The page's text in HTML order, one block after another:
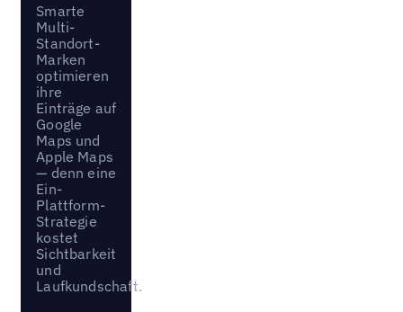
Smarte
Multi-
Standort-
Marken
optimieren
ihre
Einträge auf
Google
Maps und
Apple Maps
— denn eine
Ein-
Plattform-
Strategie
kostet
Sichtbarkeit
und
Laufkundschaft.